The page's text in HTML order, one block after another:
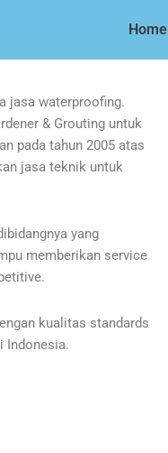
Home
jasa waterproofing.
& Grouting untuk
pada tahun 2005 atas
jasa teknik untuk
yang
memberikan service
kualitas standards
Indonesia.